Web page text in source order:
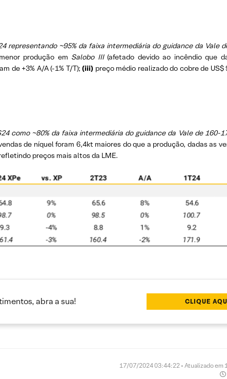
representando ~95% da faixa intermediária do guidance da Vale
produção em Salobo III(afetado devido ao incêndio que
de +3% A/A (-1% T/T);(iii) preço médio realizado do cobre de US$
como ~80% da faixa intermediária do guidance da Vale de 160-
de níquel foram 6,4kt maiores do que a produção, dadas as
preços mais altos da LME.
abra a sua! CLIQUE
17/07/2024 03:44:22 • Atualizado